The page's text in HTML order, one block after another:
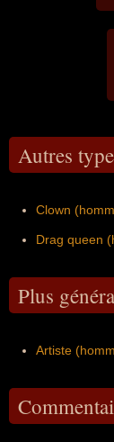
Autres
Clown
Drag queen
Plus
Artiste